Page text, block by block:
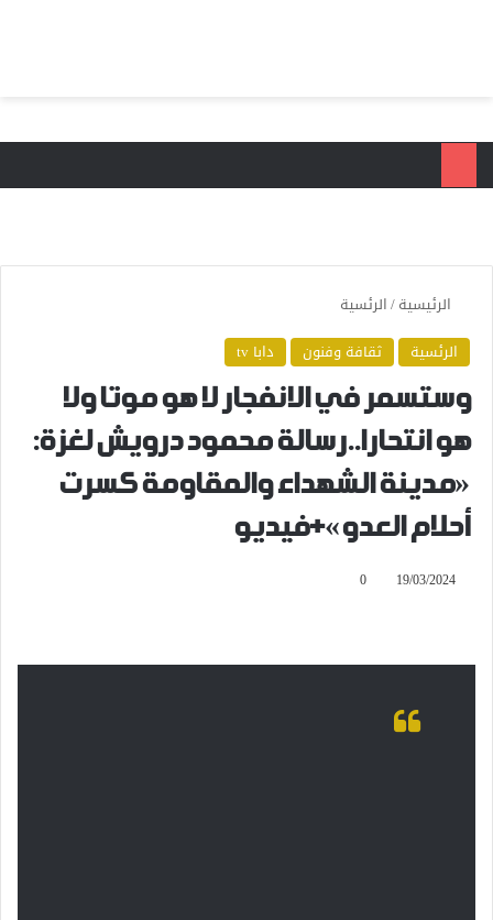
الرئيسية/الرئسية
الرئسية
ثقافة وفنون دابا tv
وستسمر في الانفجار لا هو موتا ولا
هو انتحارا..رسالة محمود درويش لغزة:
«مدينة الشهداء والمقاومة كسرت
أحلام العدو»+فيديو
19/03/2024
0